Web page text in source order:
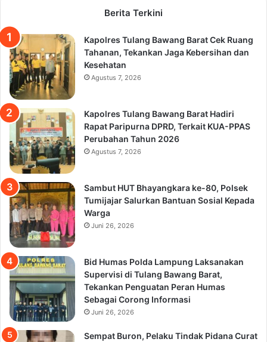
Berita Terkini
Kapolres Tulang Bawang Barat Cek Ruang
Tahanan, Tekankan Jaga Kebersihan dan
Kesehatan
Agustus 7, 2026
Kapolres Tulang Bawang Barat Hadiri
Rapat Paripurna DPRD, Terkait KUA-PPAS
Perubahan Tahun 2026
Agustus 7, 2026
Sambut HUT Bhayangkara ke-80, Polsek
Tumijajar Salurkan Bantuan Sosial Kepada
Warga
Juni 26, 2026
Bid Humas Polda Lampung Laksanakan
Supervisi di Tulang Bawang Barat,
Tekankan Penguatan Peran Humas
Sebagai Corong Informasi
Juni 26, 2026
Sempat Buron, Pelaku Tindak Pidana Curat